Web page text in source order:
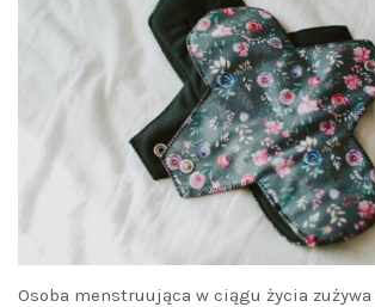
Osoba menstruująca w ciągu życia zużywa